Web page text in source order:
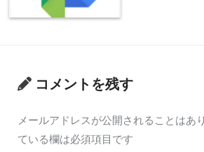
コメントを残す
メールアドレスが公開されることはあ
ている欄は必須項目です